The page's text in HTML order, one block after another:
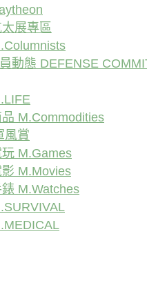
展專區
動態 DEFENSE
M.Commodities
風賞
M.Games
M.Movies
M.Watches